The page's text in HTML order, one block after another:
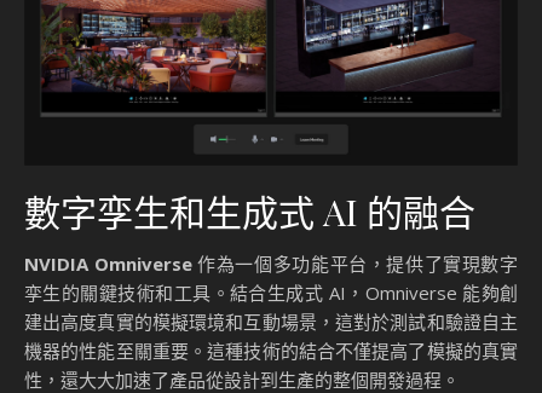
數字孪生和生成式 AI 的融合
NVIDIA Omniverse作為一個多功能平台，提供了實現數字
孪生的關鍵技術和工具。結合生成式 AI，Omniverse 能夠創
建出高度真實的模擬環境和互動場景，這對於測試和驗證自主
機器的性能至關重要。這種技術的結合不僅提高了模擬的真實
性，還大大加速了產品從設計到生產的整個開發過程。